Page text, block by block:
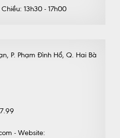
13h30 - 17h00
P. Phạm Đình Hổ, Q. Hai Bà
- Website: